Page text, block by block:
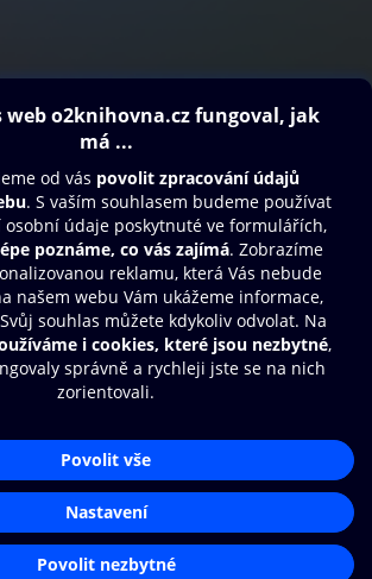
a.s.
osobních údajů
Aplikace O2 Knihovna
Čti a poslouchej své e-knihy a
audioknihy rychleji a pohodlněji.